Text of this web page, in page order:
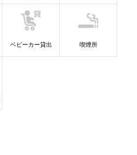
ベビーカー貸出 喫煙所